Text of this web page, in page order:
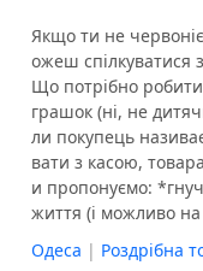
Якщо ти не
ожеш спілкуватися
Що потрібно
грашок (ні, не
ли покупець
вати з касою,
и пропонуємо:
життя (і можливо
Одеса | Роздрібна